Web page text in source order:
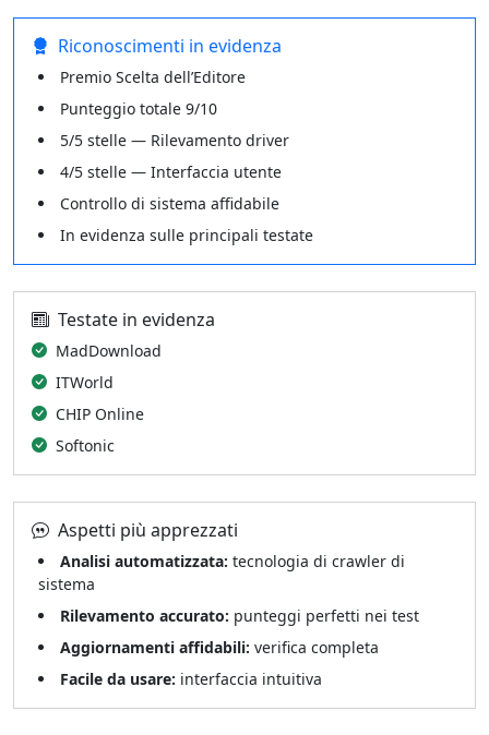
Riconoscimenti in evidenza
Premio Scelta dell’Editore
Punteggio totale 9/10
5/5 stelle — Rilevamento driver
4/5 stelle — Interfaccia utente
Controllo di sistema affidabile
In evidenza sulle principali testate
Testate in evidenza
MadDownload
ITWorld
CHIP Online
Softonic
Aspetti più apprezzati
Analisi automatizzata: tecnologia di crawler di
sistema
Rilevamento accurato: punteggi perfetti nei test
Aggiornamenti affidabili: verifica completa
Facile da usare: interfaccia intuitiva